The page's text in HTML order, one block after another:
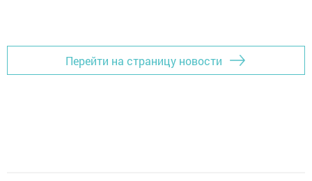
Перейти на страницу новости